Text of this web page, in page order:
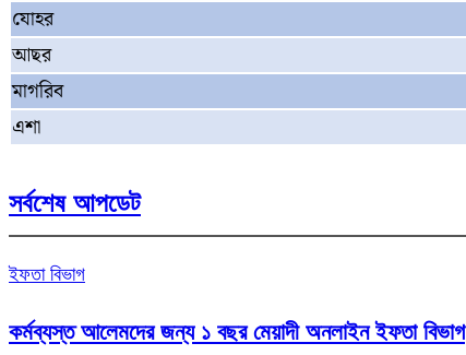
যোহর
আছর
মাগরিব
এশা
সর্বশেষ আপডেট
ইফতা বিভাগ
কর্মব্যস্ত আলেমদের জন্য ১ বছর মেয়াদী অনলাইন ইফতা বিভাগ